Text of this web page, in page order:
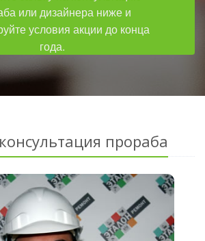
или дизайнера ниже и
условия акции до конца
года.
прораба